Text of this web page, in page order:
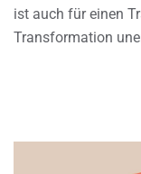
ist auch für einen
Transformation